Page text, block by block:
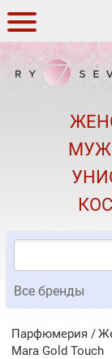
Все бренды
Парфюмерия
Mara Gold Touch